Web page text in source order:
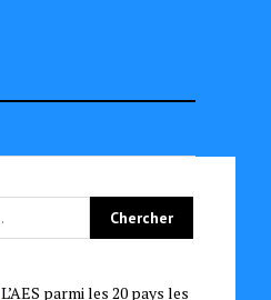
L’AES parmi les 20 pays les